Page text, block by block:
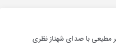
مطیعی با صدای شهناز نظری